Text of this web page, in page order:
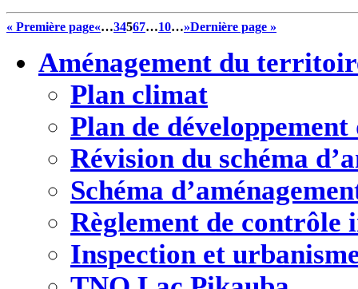
« Première page«…34567…10…»Dernière page »
Aménagement du
Plan climat
Plan de
Révision du schéma
Schéma
Règlement de contrôle
Inspection et